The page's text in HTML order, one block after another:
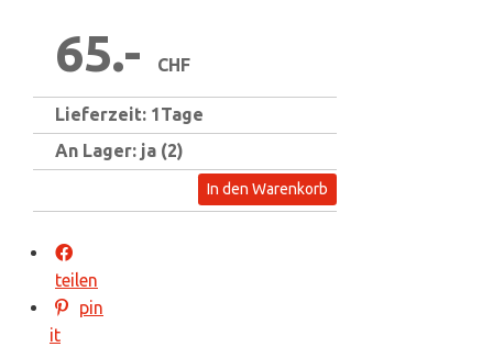
65.- CHF
Lieferzeit: 1Tage
An Lager: ja (2)
In den Warenkorb
teilen
pin
it